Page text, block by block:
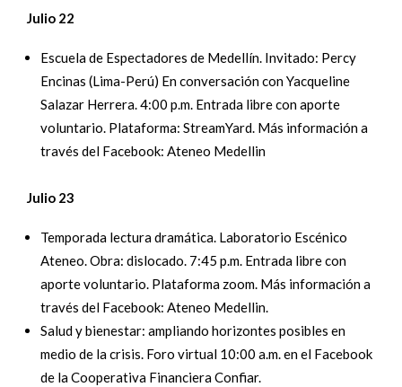
Julio 22
Escuela de Espectadores de Medellín. Invitado: Percy
Encinas (Lima-Perú) En conversación con Yacqueline
Salazar Herrera. 4:00 p.m. Entrada libre con aporte
voluntario. Plataforma: StreamYard. Más información a
través del Facebook: Ateneo Medellin
Julio 23
Temporada lectura dramática. Laboratorio Escénico
Ateneo. Obra: dislocado. 7:45 p.m. Entrada libre con
aporte voluntario. Plataforma zoom. Más información a
través del Facebook: Ateneo Medellin.
Salud y bienestar: ampliando horizontes posibles en
medio de la crisis. Foro virtual 10:00 a.m. en el Facebook
de la Cooperativa Financiera Confiar.